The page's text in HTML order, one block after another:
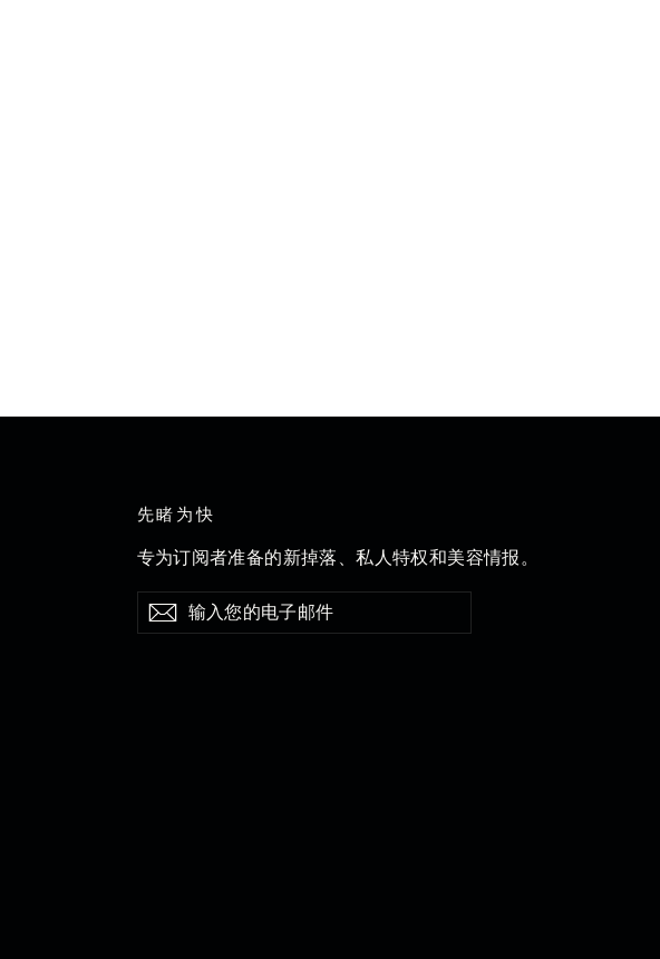
先睹为快
专为订阅者准备的新掉落、私人特权和美容情报。
输
入
您
订
阅
订
阅